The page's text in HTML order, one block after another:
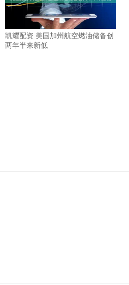
凯耀配资 美国加州航空燃油储备创
两年半来新低